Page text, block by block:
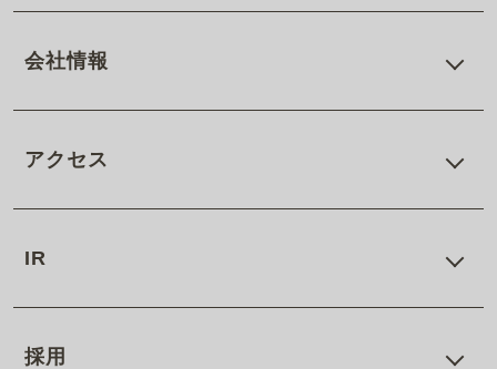
会社情報
アクセス
IR
採用